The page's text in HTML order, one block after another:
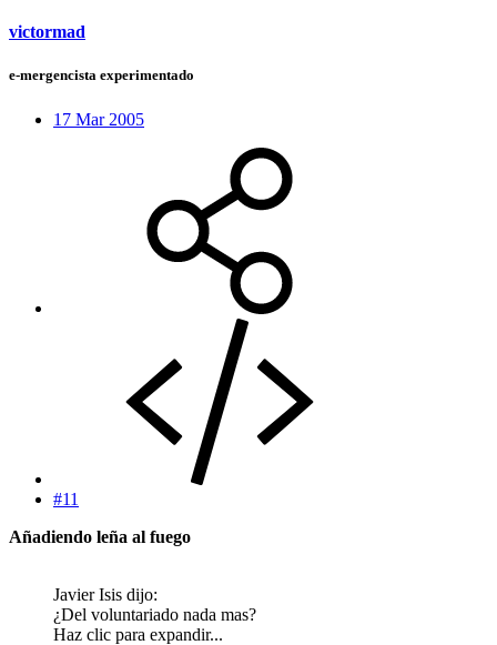
victormad
e-mergencista experimentado
17 Mar 2005
#11
Añadiendo leña al fuego
Javier Isis dijo:
¿Del voluntariado nada mas?
Haz clic para expandir...